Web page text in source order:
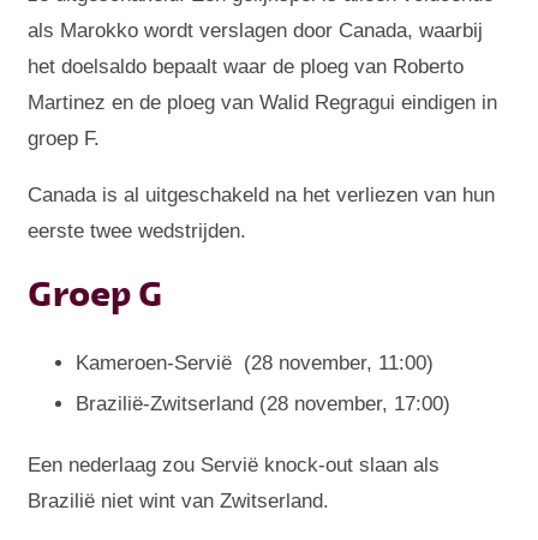
als Marokko wordt verslagen door Canada, waarbij
het doelsaldo bepaalt waar de ploeg van Roberto
Martinez en de ploeg van Walid Regragui eindigen in
groep F.
Canada is al uitgeschakeld na het verliezen van hun
eerste twee wedstrijden.
Groep G
Kameroen-Servië (28 november, 11:00)
Brazilië-Zwitserland (28 november, 17:00)
Een nederlaag zou Servië knock-out slaan als
Brazilië niet wint van Zwitserland.